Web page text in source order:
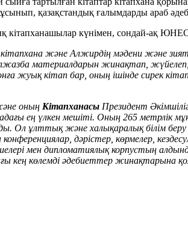
қазақстандық ғалымдарды араб
күнімен, сондай-ақ
кітапхана және Алжирдің мәдени және
материалдарын жинақтап,
жуық кітап бар, оның ішінде
оның Кітапханасы Президент
ең үлкен мешіті. Оның 265 метрлік
ұлттық және халықаралық білім
дәрістер, көрмелер,
мен дипломатиялық корпустың
кең көлемді әдебиеттер жинақтарына